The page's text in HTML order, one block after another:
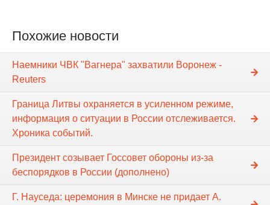
Похожие новости
Наемники ЧВК "Вагнера" захватили Воронеж -
Reuters
Граница Литвы охраняется в усиленном режиме,
информация о ситуации в России отслеживается.
Хроника событий.
Президент созывает Госсовет обороны из-за
беспорядков в России (дополнено)
Г. Науседа: церемония в Минске не придает А.